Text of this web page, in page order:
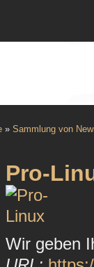
» Sammlung von
Pro-
Wir geben